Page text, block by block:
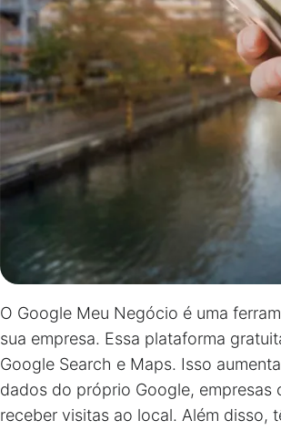
O Google Meu Negócio é uma
sua empresa. Essa plataforma
Google Search e Maps. Isso
dados do próprio Google,
receber visitas ao local. Além disso,